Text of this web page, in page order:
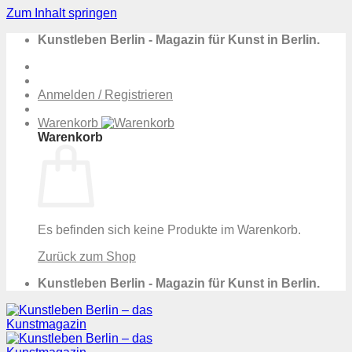
Zum Inhalt springen
Kunstleben Berlin - Magazin für Kunst in Berlin.
Anmelden / Registrieren
Warenkorb
Warenkorb
Es befinden sich keine Produkte im Warenkorb.
Zurück zum Shop
Kunstleben Berlin - Magazin für Kunst in Berlin.